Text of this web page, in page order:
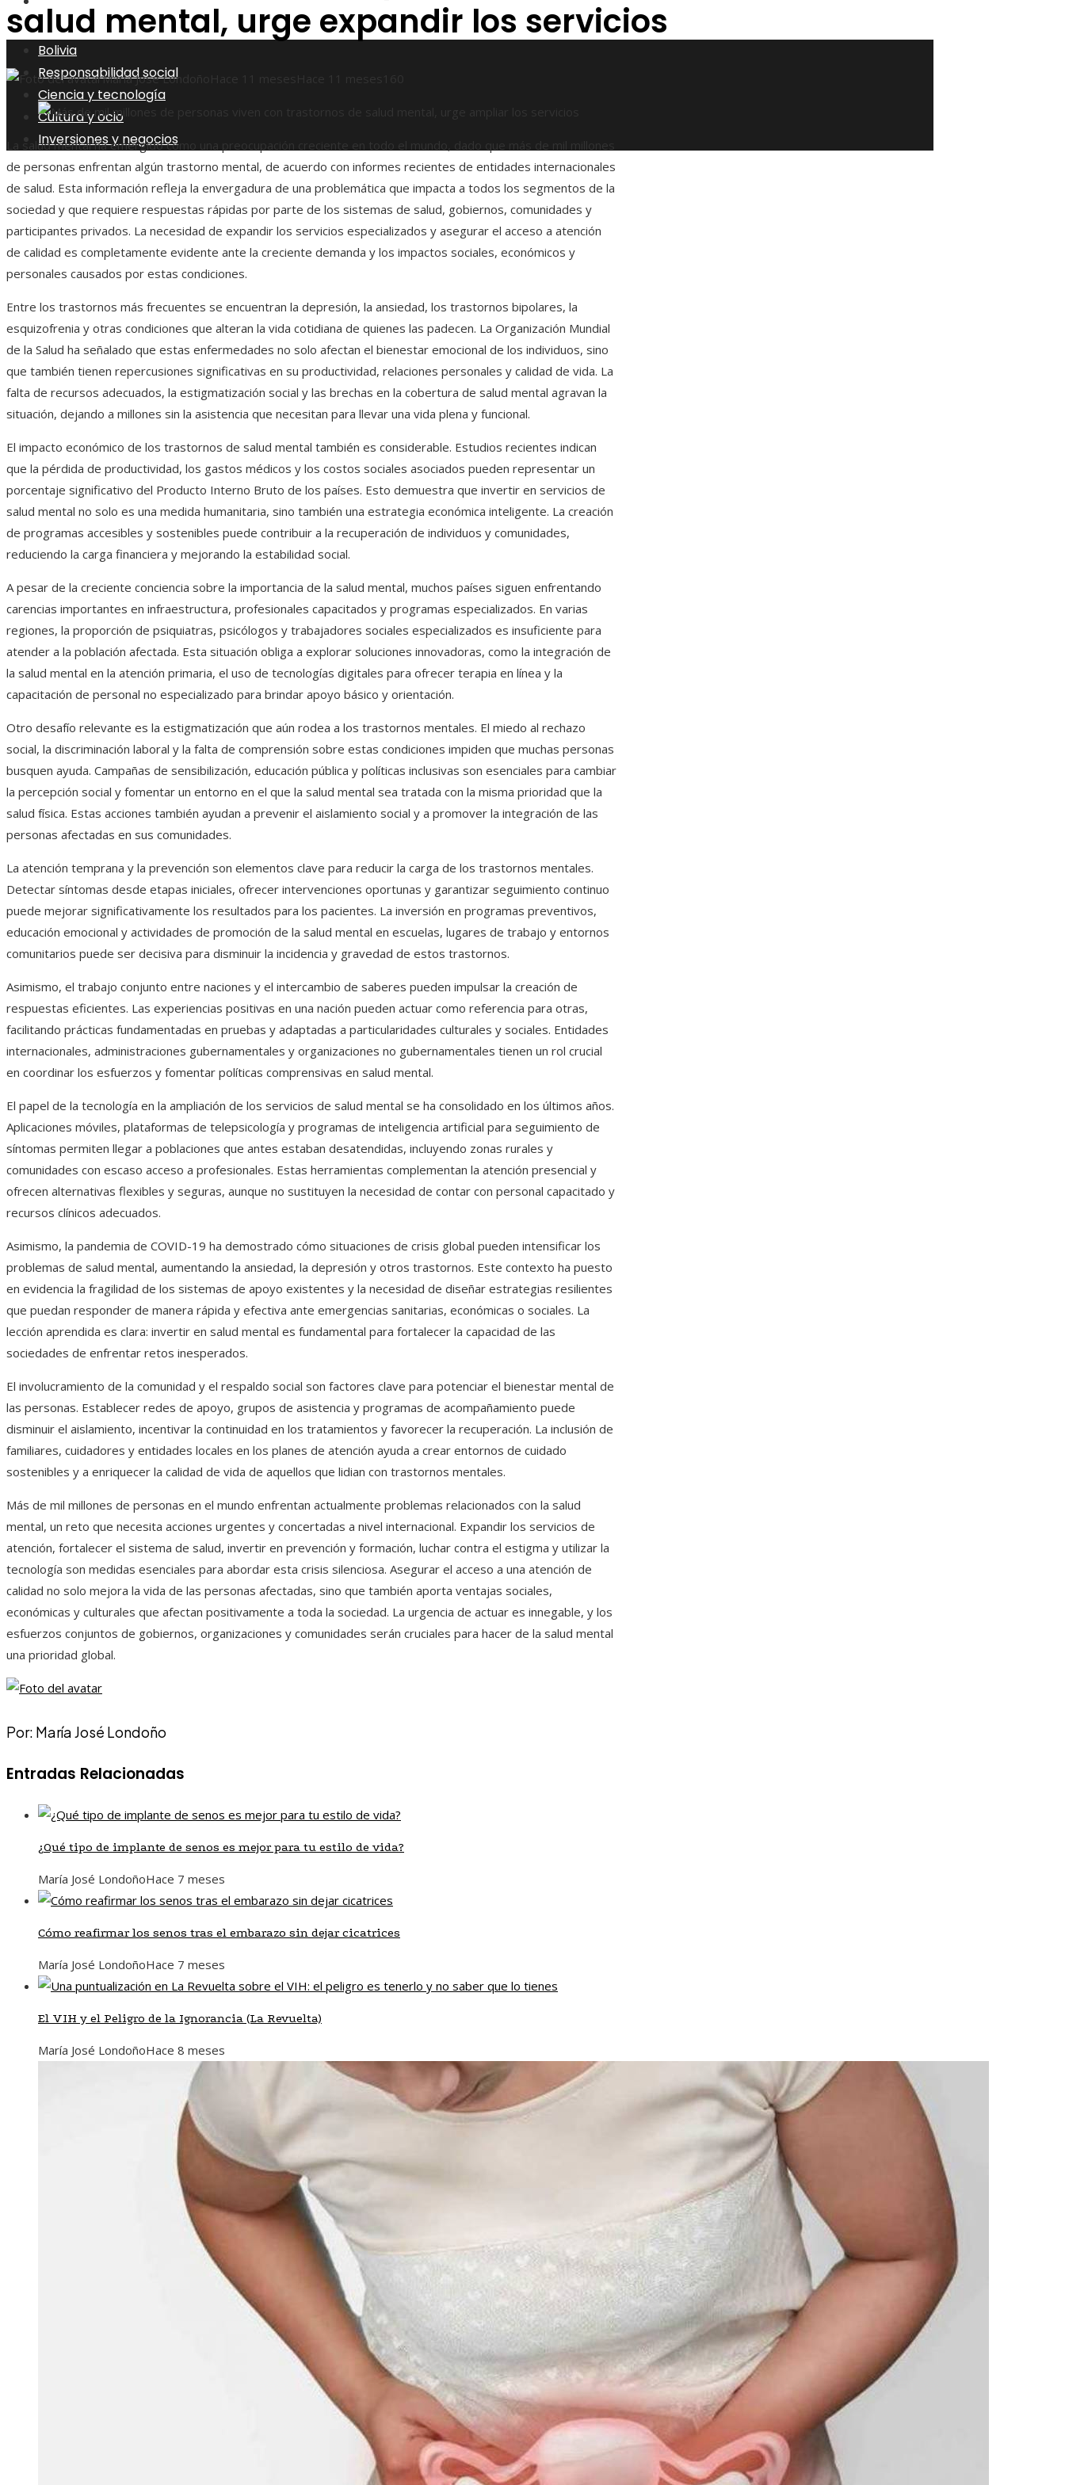
Bolivia
Responsabilidad social
Ciencia y tecnología
Cultura y ocio
Inversiones y negocios
salud mental, urge expandir los servicios
María José Londoño Hace 11 meses Hace 11 meses
La salud mental ha emergido como una preocupación creciente en todo el mundo, dado que más de mil millones
de personas enfrentan algún trastorno mental, de acuerdo con informes recientes de entidades internacionales
de salud. Esta información refleja la envergadura de una problemática que impacta a todos los segmentos de la
sociedad y que requiere respuestas rápidas por parte de los sistemas de salud, gobiernos, comunidades y
participantes privados. La necesidad de expandir los servicios especializados y asegurar el acceso a atención
de calidad es completamente evidente ante la creciente demanda y los impactos sociales, económicos y
personales causados por estas condiciones.
Entre los trastornos más frecuentes se encuentran la depresión, la ansiedad, los trastornos bipolares, la
esquizofrenia y otras condiciones que alteran la vida cotidiana de quienes las padecen. La Organización Mundial
de la Salud ha señalado que estas enfermedades no solo afectan el bienestar emocional de los individuos, sino
que también tienen repercusiones significativas en su productividad, relaciones personales y calidad de vida. La
falta de recursos adecuados, la estigmatización social y las brechas en la cobertura de salud mental agravan la
situación, dejando a millones sin la asistencia que necesitan para llevar una vida plena y funcional.
El impacto económico de los trastornos de salud mental también es considerable. Estudios recientes indican
que la pérdida de productividad, los gastos médicos y los costos sociales asociados pueden representar un
porcentaje significativo del Producto Interno Bruto de los países. Esto demuestra que invertir en servicios de
salud mental no solo es una medida humanitaria, sino también una estrategia económica inteligente. La creación
de programas accesibles y sostenibles puede contribuir a la recuperación de individuos y comunidades,
reduciendo la carga financiera y mejorando la estabilidad social.
A pesar de la creciente conciencia sobre la importancia de la salud mental, muchos países siguen enfrentando
carencias importantes en infraestructura, profesionales capacitados y programas especializados. En varias
regiones, la proporción de psiquiatras, psicólogos y trabajadores sociales especializados es insuficiente para
atender a la población afectada. Esta situación obliga a explorar soluciones innovadoras, como la integración de
la salud mental en la atención primaria, el uso de tecnologías digitales para ofrecer terapia en línea y la
capacitación de personal no especializado para brindar apoyo básico y orientación.
Otro desafío relevante es la estigmatización que aún rodea a los trastornos mentales. El miedo al rechazo
social, la discriminación laboral y la falta de comprensión sobre estas condiciones impiden que muchas personas
busquen ayuda. Campañas de sensibilización, educación pública y políticas inclusivas son esenciales para cambiar
la percepción social y fomentar un entorno en el que la salud mental sea tratada con la misma prioridad que la
salud física. Estas acciones también ayudan a prevenir el aislamiento social y a promover la integración de las
personas afectadas en sus comunidades.
La atención temprana y la prevención son elementos clave para reducir la carga de los trastornos mentales.
Detectar síntomas desde etapas iniciales, ofrecer intervenciones oportunas y garantizar seguimiento continuo
puede mejorar significativamente los resultados para los pacientes. La inversión en programas preventivos,
educación emocional y actividades de promoción de la salud mental en escuelas, lugares de trabajo y entornos
comunitarios puede ser decisiva para disminuir la incidencia y gravedad de estos trastornos.
Asimismo, el trabajo conjunto entre naciones y el intercambio de saberes pueden impulsar la creación de
respuestas eficientes. Las experiencias positivas en una nación pueden actuar como referencia para otras,
facilitando prácticas fundamentadas en pruebas y adaptadas a particularidades culturales y sociales. Entidades
internacionales, administraciones gubernamentales y organizaciones no gubernamentales tienen un rol crucial
en coordinar los esfuerzos y fomentar políticas comprensivas en salud mental.
El papel de la tecnología en la ampliación de los servicios de salud mental se ha consolidado en los últimos años.
Aplicaciones móviles, plataformas de telepsicología y programas de inteligencia artificial para seguimiento de
síntomas permiten llegar a poblaciones que antes estaban desatendidas, incluyendo zonas rurales y
comunidades con escaso acceso a profesionales. Estas herramientas complementan la atención presencial y
ofrecen alternativas flexibles y seguras, aunque no sustituyen la necesidad de contar con personal capacitado y
recursos clínicos adecuados.
Asimismo, la pandemia de COVID-19 ha demostrado cómo situaciones de crisis global pueden intensificar los
problemas de salud mental, aumentando la ansiedad, la depresión y otros trastornos. Este contexto ha puesto
en evidencia la fragilidad de los sistemas de apoyo existentes y la necesidad de diseñar estrategias resilientes
que puedan responder de manera rápida y efectiva ante emergencias sanitarias, económicas o sociales. La
lección aprendida es clara: invertir en salud mental es fundamental para fortalecer la capacidad de las
sociedades de enfrentar retos inesperados.
El involucramiento de la comunidad y el respaldo social son factores clave para potenciar el bienestar mental de
las personas. Establecer redes de apoyo, grupos de asistencia y programas de acompañamiento puede
disminuir el aislamiento, incentivar la continuidad en los tratamientos y favorecer la recuperación. La inclusión de
familiares, cuidadores y entidades locales en los planes de atención ayuda a crear entornos de cuidado
sostenibles y a enriquecer la calidad de vida de aquellos que lidian con trastornos mentales.
Más de mil millones de personas en el mundo enfrentan actualmente problemas relacionados con la salud
mental, un reto que necesita acciones urgentes y concertadas a nivel internacional. Expandir los servicios de
atención, fortalecer el sistema de salud, invertir en prevención y formación, luchar contra el estigma y utilizar la
tecnología son medidas esenciales para abordar esta crisis silenciosa. Asegurar el acceso a una atención de
calidad no solo mejora la vida de las personas afectadas, sino que también aporta ventajas sociales,
económicas y culturales que afectan positivamente a toda la sociedad. La urgencia de actuar es innegable, y los
esfuerzos conjuntos de gobiernos, organizaciones y comunidades serán cruciales para hacer de la salud mental
una prioridad global.
Por: María José Londoño
Entradas Relacionadas
¿Qué tipo de implante de senos es mejor para tu estilo de vida?
María José LondoñoHace 7 meses
Cómo reafirmar los senos tras el embarazo sin dejar cicatrices
María José LondoñoHace 7 meses
El VIH y el Peligro de la Ignorancia (La Revuelta)
María José LondoñoHace 8 meses